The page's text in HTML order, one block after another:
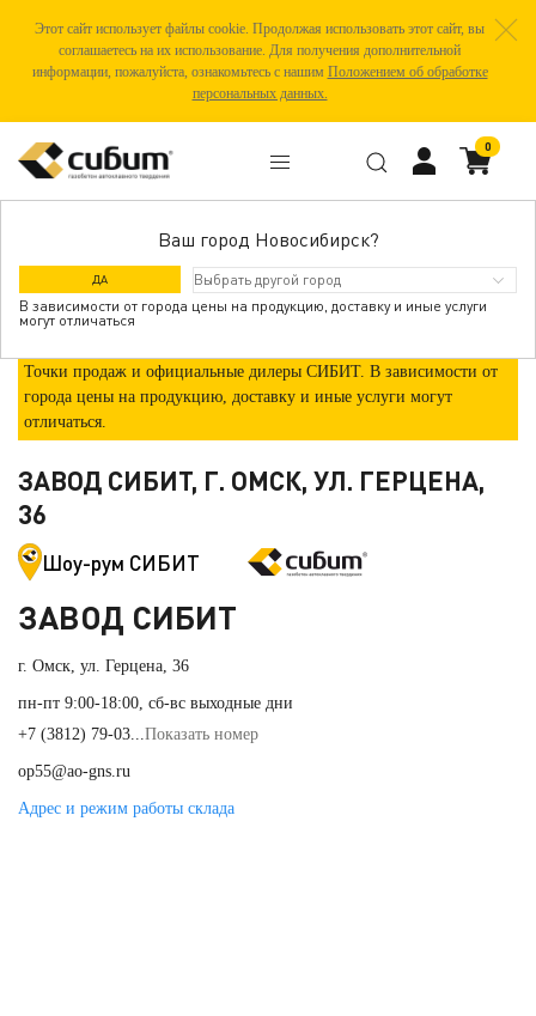
Этот сайт использует файлы cookie. Продолжая использовать этот сайт, вы
соглашаетесь на их использование. Для получения дополнительной
информации, пожалуйста, ознакомьтесь с нашим Положением об обработке
персональных данных.
Ваш город Новосибирск?
ДА
В зависимости от города цены на продукцию, доставку и иные услуги
могут отличаться
0
ГДЕ КУПИТЬ
Точки продаж и официальные дилеры СИБИТ. В зависимости от
города цены на продукцию, доставку и иные услуги могут
отличаться.
ЗАВОД СИБИТ, Г. ОМСК, УЛ. ГЕРЦЕНА,
36
Шоу-рум СИБИТ
ЗАВОД СИБИТ
г. Омск, ул. Герцена, 36
пн-пт 9:00-18:00, сб-вс выходные дни
+7 (3812) 79-03...Показать номер
op55@ao-gns.ru
Адрес и режим работы склада